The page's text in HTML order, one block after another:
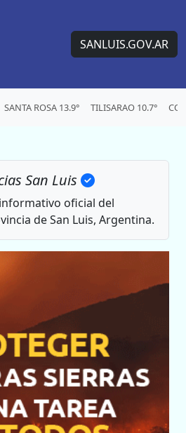
SANLUIS.GOV.AR
SANTA ROSA 13.9° TILISARAO 10.7°
San Luis
oficial del
de San Luis, Argentina.